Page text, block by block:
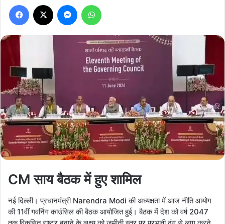
Facebook Messenger
CM साय बैठक में हुए शामिल
नई दिल्ली। प्रधानमंत्री Narendra Modi की अध्यक्षता में आज नीति आयोग
की 11वीं गवर्निंग काउंसिल की बैठक आयोजित हुई। बैठक में देश को वर्ष 2047